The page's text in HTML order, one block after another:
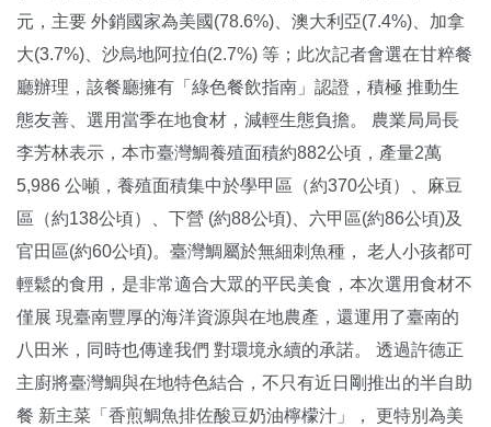
元，主要 外銷國家為美國(78.6%)、澳大利亞(7.4%)、加拿
大(3.7%)、沙烏地阿拉伯(2.7%) 等；此次記者會選在甘粹餐
廳辦理，該餐廳擁有「綠色餐飲指南」認證，積極 推動生
態友善、選用當季在地食材，減輕生態負擔。 農業局局長
李芳林表示，本市臺灣鯛養殖面積約882公頃，產量2萬
5,986 公噸，養殖面積集中於學甲區（約370公頃）、麻豆
區（約138公頃）、下營 (約88公頃)、六甲區(約86公頃)及
官田區(約60公頃)。臺灣鯛屬於無細刺魚種， 老人小孩都可
輕鬆的食用，是非常適合大眾的平民美食，本次選用食材不
僅展 現臺南豐厚的海洋資源與在地農產，還運用了臺南的
八田米，同時也傳達我們 對環境永續的承諾。 透過許德正
主廚將臺灣鯛與在地特色結合，不只有近日剛推出的半自助
餐 新主菜「香煎鯛魚排佐酸豆奶油檸檬汁」， 更特別為美